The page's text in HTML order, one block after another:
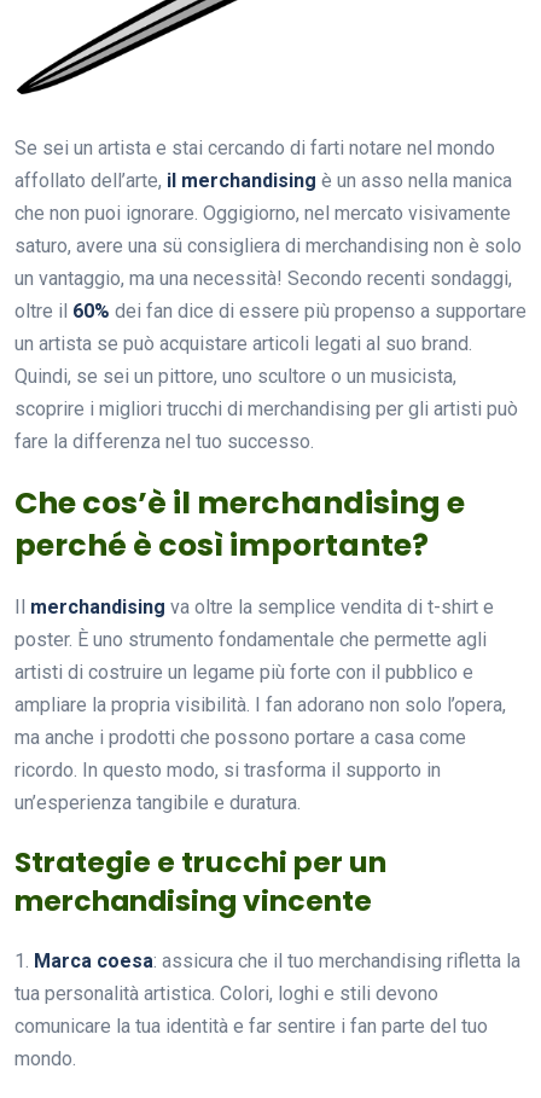
Se sei un artista e stai cercando di farti notare nel mondo
affollato dell’arte, il merchandising è un asso nella manica
che non puoi ignorare. Oggigiorno, nel mercato visivamente
saturo, avere una sü consigliera di merchandising non è solo
un vantaggio, ma una necessità! Secondo recenti sondaggi,
oltre il 60% dei fan dice di essere più propenso a supportare
un artista se può acquistare articoli legati al suo brand.
Quindi, se sei un pittore, uno scultore o un musicista,
scoprire i migliori trucchi di merchandising per gli artisti può
fare la differenza nel tuo successo.
Che cos’è il merchandising e
perché è così importante?
merchandising va oltre la semplice vendita di t-shirt e
poster. È uno strumento fondamentale che permette agli
artisti di costruire un legame più forte con il pubblico e
ampliare la propria visibilità. I fan adorano non solo l’opera,
ma anche i prodotti che possono portare a casa come
ricordo. In questo modo, si trasforma il supporto in
un’esperienza tangibile e duratura.
Strategie e trucchi per un
merchandising vincente
1. Marca coesa: assicura che il tuo merchandising rifletta la
tua personalità artistica. Colori, loghi e stili devono
comunicare la tua identità e far sentire i fan parte del tuo
mondo.